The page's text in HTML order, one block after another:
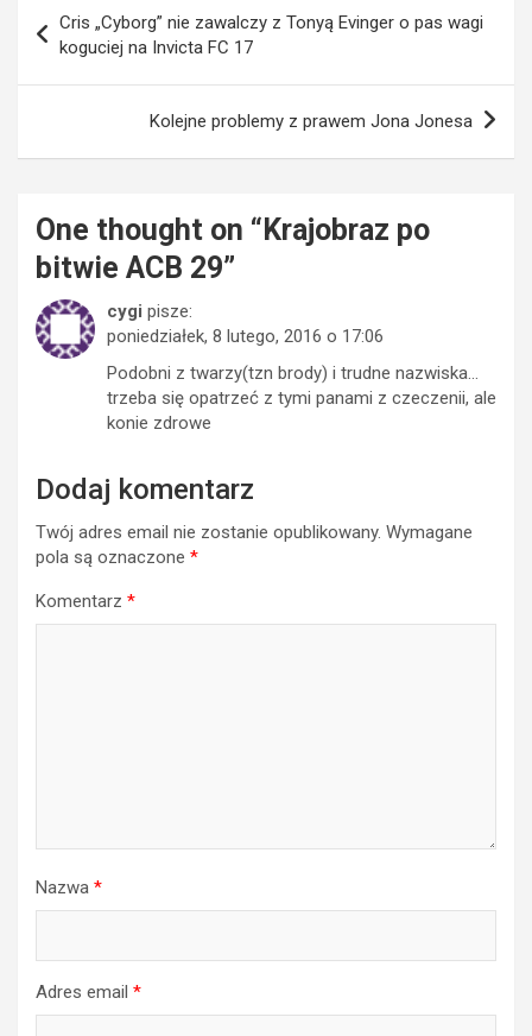
wpisu
Cris „Cyborg” nie zawalczy z Tonyą Evinger o pas wagi
koguciej na Invicta FC 17
Kolejne problemy z prawem Jona Jonesa
One thought on “ Krajobraz po
bitwie ACB 29”
cygi pisze:
poniedziałek, 8 lutego, 2016 o 17:06
Podobni z twarzy(tzn brody) i trudne nazwiska…
trzeba się opatrzeć z tymi panami z czeczenii, ale
konie zdrowe
Dodaj komentarz
Twój adres email nie zostanie opublikowany. Wymagane
pola są oznaczone *
Komentarz *
Nazwa *
Adres email *